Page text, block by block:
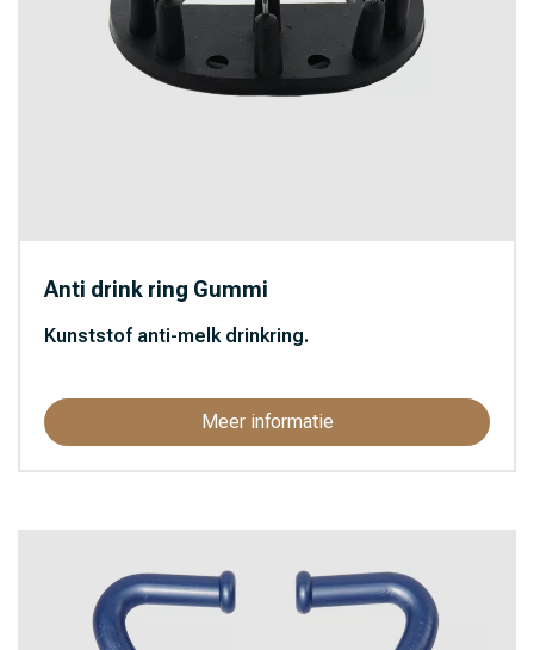
Anti drink ring Gummi
Kunststof anti-melk drinkring.
Meer informatie